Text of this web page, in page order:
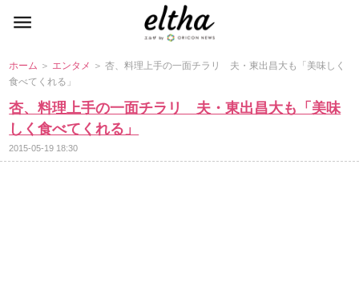
ホーム ＞ エンタメ ＞ 杏、料理上手の一面チラリ 夫・東出昌大も「美味しく
食べてくれる」
杏、料理上手の一面チラリ 夫・東出昌大も「美味
しく食べてくれる」
2015-05-19 18:30